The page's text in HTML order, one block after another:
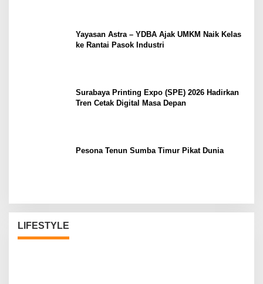
Yayasan Astra – YDBA Ajak UMKM Naik Kelas
ke Rantai Pasok Industri
Surabaya Printing Expo (SPE) 2026 Hadirkan
Tren Cetak Digital Masa Depan
Pesona Tenun Sumba Timur Pikat Dunia
LIFESTYLE